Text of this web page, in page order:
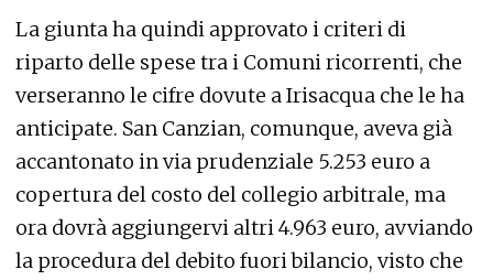
La giunta ha quindi approvato i criteri di
riparto delle spese tra i Comuni ricorrenti, che
verseranno le cifre dovute a Irisacqua che le ha
anticipate. San Canzian, comunque, aveva già
accantonato in via prudenziale 5.253 euro a
copertura del costo del collegio arbitrale, ma
ora dovrà aggiungervi altri 4.963 euro, avviando
la procedura del debito fuori bilancio, visto che